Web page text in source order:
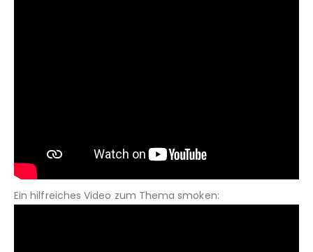
Ein hilfreiches Video zum Thema smoken: